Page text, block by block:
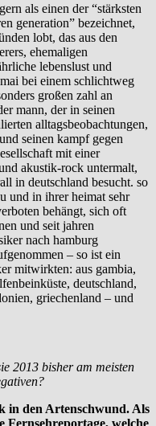
als einen der “stärksten
generation” bezeichnet,
lobt, das aus den
ehemaligen
lebenslust und
bei einem schlichtweg
großen zahl an
mann, der in seinen
alltagsbeobachtungen,
seinen kampf gegen
mit einer
akustik-rock untermalt,
in deutschland besucht. so
und in ihrer heimat sehr
behängt, sich oft
und seit jahren
nach hamburg
– so ist ein
mitwirkten: aus gambia,
deutschland,
griechenland – und
2013 bisher am meisten
in den Artenschwund. Als
Fernsehreportage, welche